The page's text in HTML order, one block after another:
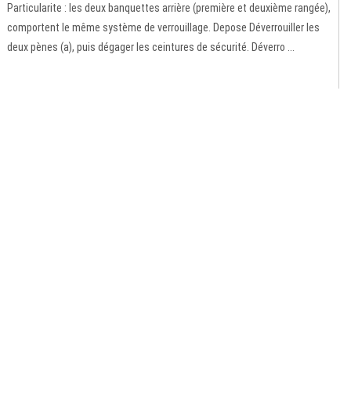
Particularite : les deux banquettes arrière (première et deuxième rangée),
comportent le même système de verrouillage. Depose Déverrouiller les
deux pènes (a), puis dégager les ceintures de sécurité. Déverro ...